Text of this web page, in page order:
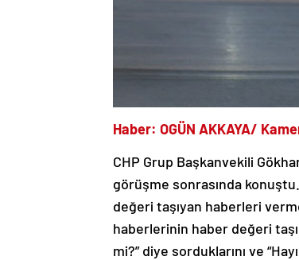
Haber: OGÜN AKKAYA/
CHP Grup Başkanvekili
görüşme sonrasında
değeri taşıyan haberleri
haberlerinin haber değeri
mi?” diye sorduklarını ve